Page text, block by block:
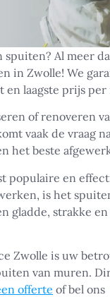
Al meer
in Zwolle! We
en laagste prijs per
of renoveren
vaak de vraag
het beste
populaire en
is het
gladde, strakke
Zwolle is uw
van muren.
offerte of bel ons